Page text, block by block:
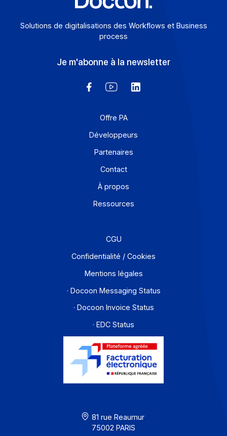
Solutions de digitalisations des Workflows et
process
Je m'abonne à la newsletter
Offre PA
Développeurs
Contact
À propos
Ressources
Confidentialité / Cookies
Mentions légales
· Docoon Messaging Status
· EDC Status